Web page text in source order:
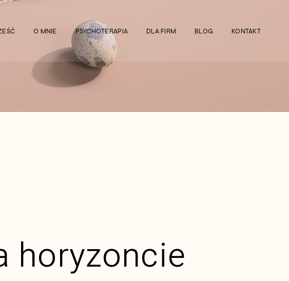
O MNIE PSYCHOTERAPIA DLA FIRM BLOG KONTAKT
horyzoncie